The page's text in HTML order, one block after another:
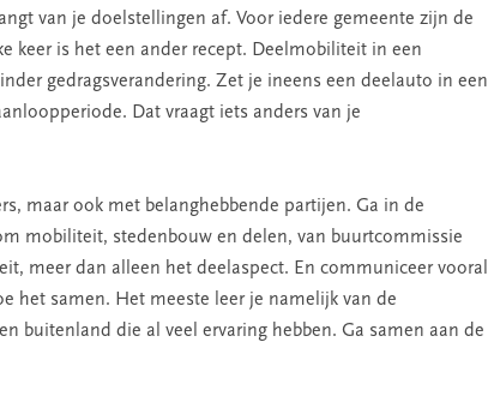
van je doelstellingen af. Voor iedere gemeente zijn de
keer is het een ander recept. Deelmobiliteit in een
gedragsverandering. Zet je ineens een deelauto in een
Dat vraagt iets anders van je
maar ook met belanghebbende partijen. Ga in de
mobiliteit, stedenbouw en delen, van buurtcommissie
meer dan alleen het deelaspect. En communiceer vooral
het samen. Het meeste leer je namelijk van de
buitenland die al veel ervaring hebben. Ga samen aan de